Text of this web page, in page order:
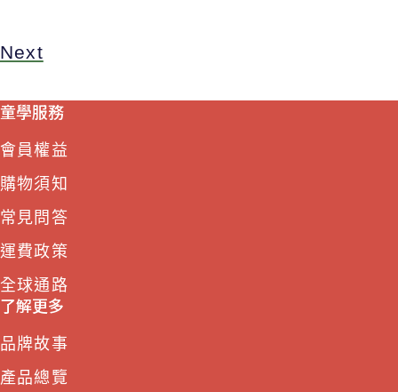
Next
童學服務
會員權益
購物須知
常見問答
運費政策
全球通路
了解更多
品牌故事
產品總覽